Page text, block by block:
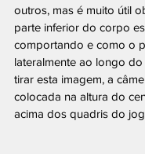
outros, mas é muito útil
parte inferior do corpo
comportando e como o
lateralmente ao longo do
tirar esta imagem, a
colocada na altura do
acima dos quadris do